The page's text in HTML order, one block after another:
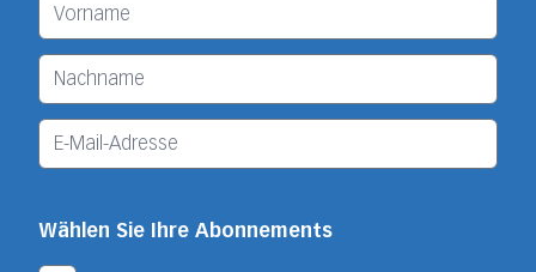
Wählen Sie Ihre Abonnements